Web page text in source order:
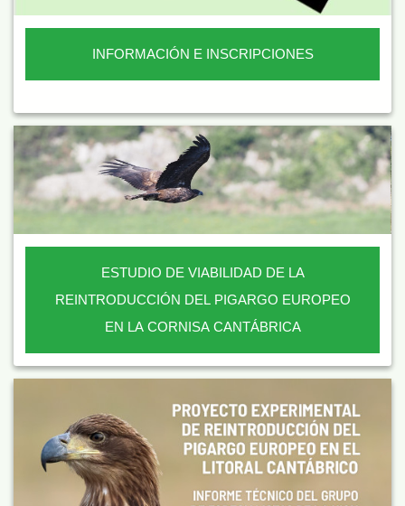
INFORMACIÓN E INSCRIPCIONES
ESTUDIO DE VIABILIDAD DE LA
REINTRODUCCIÓN DEL PIGARGO EUROPEO
EN LA CORNISA CANTÁBRICA